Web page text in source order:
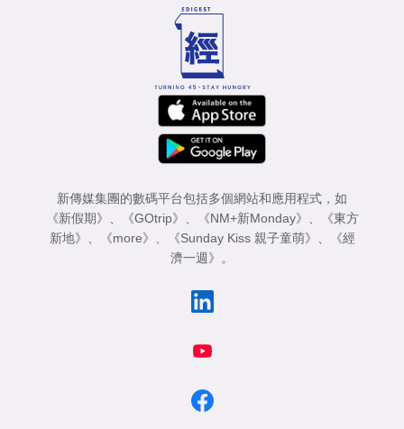
新傳媒集團的數碼平台包括多個網站和應用程式，如
《新假期》
《GOtrip》 《NM+新Monday》
《東方
新地》
《more》 《Sunday Kiss 親子童萌》
《經
濟一週》
。